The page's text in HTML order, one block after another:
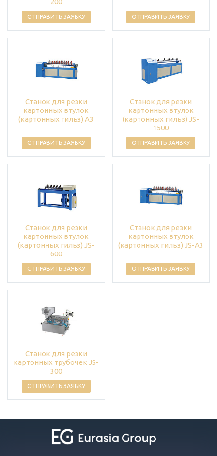
200
ОТПРАВИТЬ ЗАЯВКУ ОТПРАВИТЬ ЗАЯВКУ
Станок для резки
картонных втулок
(картонных гильз) A3
ОТПРАВИТЬ ЗАЯВКУ
Станок для резки
картонных втулок
(картонных гильз) JS-
1500
ОТПРАВИТЬ ЗАЯВКУ
Станок для резки
картонных втулок
(картонных гильз) JS-
600
ОТПРАВИТЬ ЗАЯВКУ
Станок для резки
картонных втулок
(картонных гильз) JS-A3
ОТПРАВИТЬ ЗАЯВКУ
Станок для резки
картонных трубочек JS-
300
ОТПРАВИТЬ ЗАЯВКУ